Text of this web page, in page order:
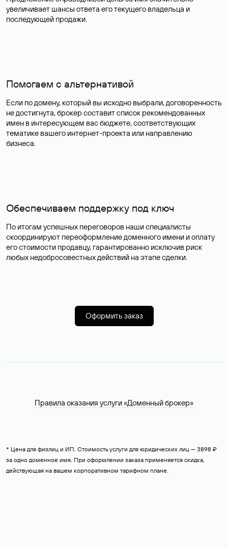
увеличивает шансы ответа его текущего владельца и
последующей продажи.
Помогаем с альтернативой
Если по домену, который вы исходно выбрали, договоренность
не достигнута, брокер составит список рекомендованных
имен в интересующем вас бюджете, соответствующих
тематике вашего интернет-проекта или направлению
бизнеса.
Обеспечиваем поддержку под ключ
По итогам успешных переговоров наши специалисты
скоординируют переоформление доменного имени и оплату
его стоимости продавцу, гарантированно исключив риск
любых недобросовестных действий на этапе сделки.
Оформить заказ
Правила оказания услуги «Доменный брокер»
* Цена для физлиц и ИП. Стоимость услуги для юридических лиц — 3898 ₽
за одно доменное имя. При оформлении заказа применяется скидка,
действующая на вашем корпоративном тарифном плане.